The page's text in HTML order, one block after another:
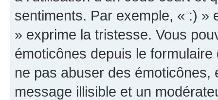
sentiments. Par exemple, « :) »
» exprime la tristesse. Vous
émoticônes depuis le
ne pas abuser des
message illisible et un